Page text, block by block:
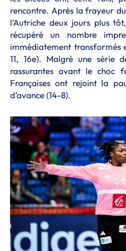
rencontre. Après la frayeur
l’Autriche deux jours plus
récupéré un nombre
immédiatement transformés
11, 16e). Malgré une série
rassurantes avant le choc
Françaises ont rejoint la
d’avance (14-8).